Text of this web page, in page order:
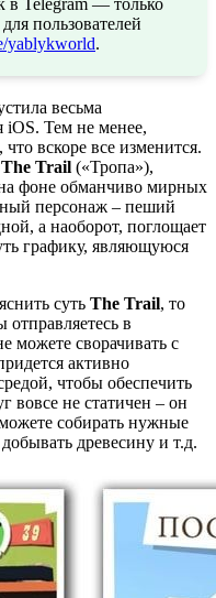
пользователей
yablykworld.
весьма
iOS. Тем не менее,
вскоре все изменится.
The Trail («Тропа»),
на фоне обманчиво мирных
персонаж – пеший
а наоборот, поглощает
графику, являющуюся
суть The Trail, то
в
можете сворачивать с
активно
чтобы обеспечить
вовсе не статичен – он
собирать нужные
древесину и т.д.